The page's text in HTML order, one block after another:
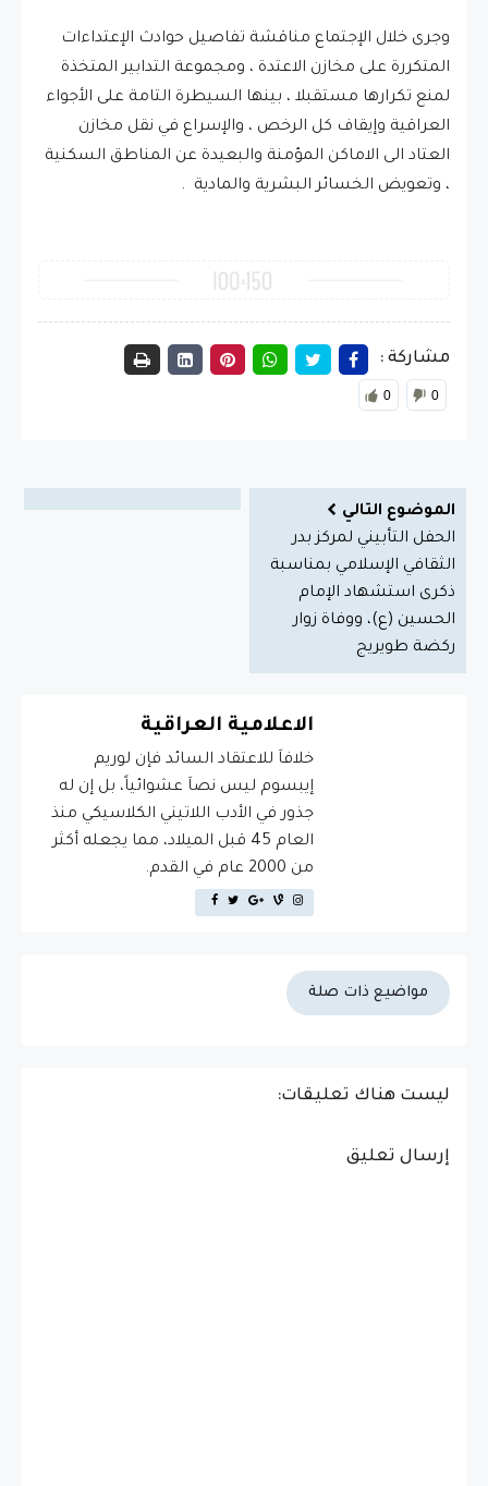
وجرى خلال الإجتماع مناقشة تفاصيل حوادث الإعتداءات
المتكررة على مخازن الاعتدة ، ومجموعة التدابير المتخذة
لمنع تكرارها مستقبلا ، بينها السيطرة التامة على الأجواء
العراقية وإيقاف كل الرخص ، والإسراع في نقل مخازن
العتاد الى الاماكن المؤمنة والبعيدة عن المناطق السكنية
، وتعويض الخسائر البشرية والمادية .
مشاركة :
0 0
الموضوع التالي
الحفل التأبيني لمركز بدر
الثقافي الإسلامي بمناسبة
ذكرى استشهاد الإمام
الحسين (ع)، ووفاة زوار
ركضة طويريج
الاعلامية العراقية
خلافاَ للاعتقاد السائد فإن لوريم
إيبسوم ليس نصاَ عشوائياً، بل إن له
جذور في الأدب اللاتيني الكلاسيكي منذ
العام 45 قبل الميلاد، مما يجعله أكثر
من 2000 عام في القدم.
مواضيع ذات صلة
ليست هناك تعليقات:
إرسال تعليق